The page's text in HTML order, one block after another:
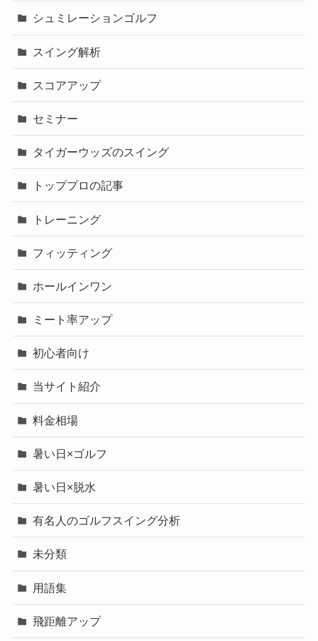
シュミレーションゴルフ
スイング解析
スコアアップ
セミナー
タイガーウッズのスイング
トッププロの記事
トレーニング
フィッティング
ホールインワン
ミート率アップ
初心者向け
当サイト紹介
料金相場
暑い日×ゴルフ
暑い日×脱水
有名人のゴルフスイング分析
未分類
用語集
飛距離アップ